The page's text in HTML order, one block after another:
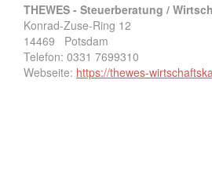
THEWES - Steuerberatung /
Konrad-Zuse-Ring 12
14469
Potsdam
Telefon: 0331 7699310
Webseite: https://thewes-